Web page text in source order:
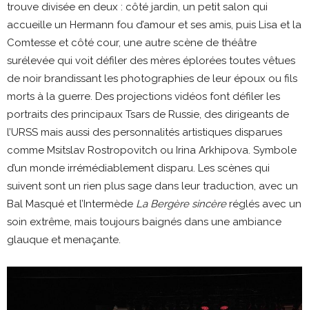
trouve divisée en deux : côté jardin, un petit salon qui
accueille un Hermann fou d’amour et ses amis, puis Lisa et la
Comtesse et côté cour, une autre scène de théâtre
surélevée qui voit défiler des mères éplorées toutes vêtues
de noir brandissant les photographies de leur époux ou fils
morts à la guerre. Des projections vidéos font défiler les
portraits des principaux Tsars de Russie, des dirigeants de
l’URSS mais aussi des personnalités artistiques disparues
comme Msitslav Rostropovitch ou Irina Arkhipova. Symbole
d’un monde irrémédiablement disparu. Les scènes qui
suivent sont un rien plus sage dans leur traduction, avec un
Bal Masqué et l’Intermède La Bergère sincèreréglés avec un
soin extrême, mais toujours baignés dans une ambiance
glauque et menaçante.